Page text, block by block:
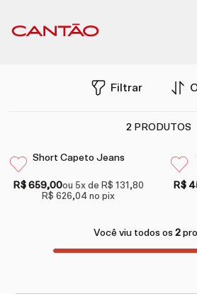
Filtrar
2 PRODUTOS
Short Capeto Jeans
R$ 659,00ou 5x de R$ 131,80
R$ 626,04 no pix
R$
Você viu todos os 2